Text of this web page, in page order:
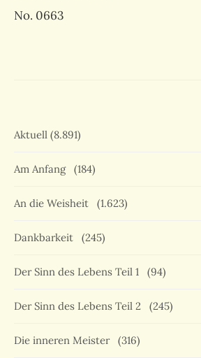
No. 0663
Aktuell (8.891)
Am Anfang (184)
An die Weisheit (1.623)
Dankbarkeit (245)
Der Sinn des Lebens Teil 1 (94)
Der Sinn des Lebens Teil 2 (245)
Die inneren Meister (316)